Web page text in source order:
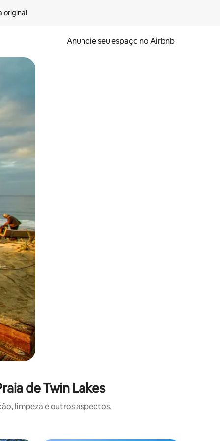
original
Anuncie seu espaço no Airbnb
o dedo na tela.
de Twin Lakes
limpeza e outros aspectos.